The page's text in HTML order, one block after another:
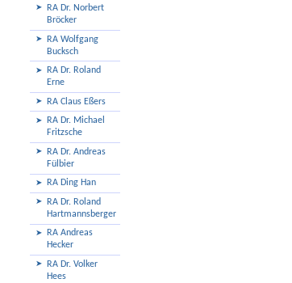
RA Dr. Norbert
Bröcker
RA Wolfgang
Bucksch
RA Dr. Roland
Erne
RA Claus Eßers
RA Dr. Michael
Fritzsche
RA Dr. Andreas
Fülbier
RA Ding Han
RA Dr. Roland
Hartmannsberger
RA Andreas
Hecker
RA Dr. Volker
Hees